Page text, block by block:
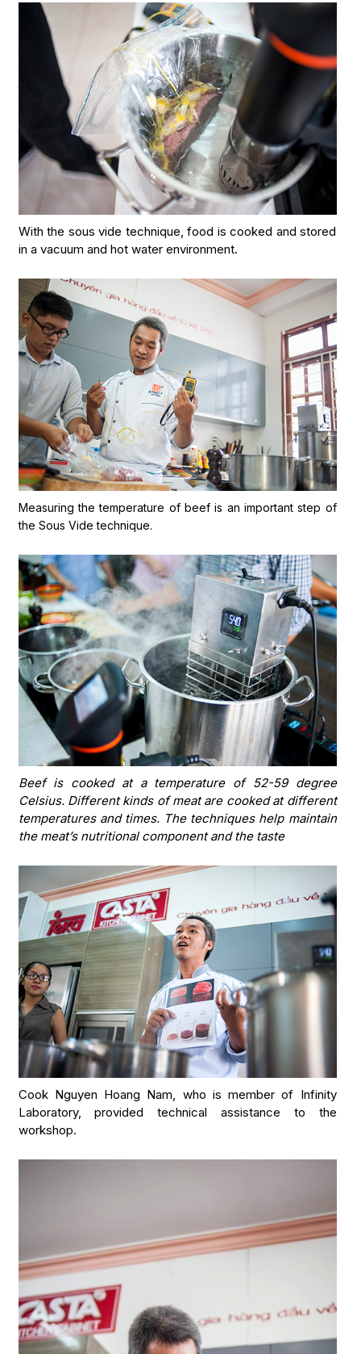
With the sous vide technique, food is cooked and stored
in a vacuum and hot water environment.
Measuring the temperature of beef is an important step of
the Sous Vide technique.
Beef is cooked at a temperature of 52-59 degree
Celsius. Different kinds of meat are cooked at different
temperatures and times. The techniques help maintain
the meat’s nutritional component and the taste
Cook Nguyen Hoang Nam, who is member of Infinity
Laboratory, provided technical assistance to the
workshop.